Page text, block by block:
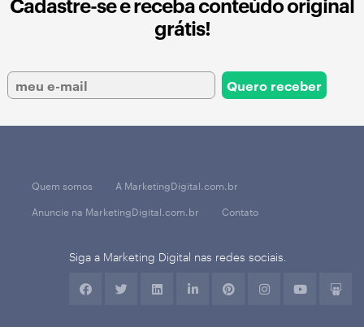
grátis!
Quem somos
A MarketingDigital.com.br
Anuncie na MarketingDigital.com.br
Contato
Siga a Marketing Digital nas redes sociais.